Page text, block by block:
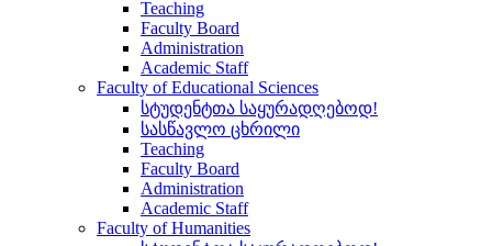
Teaching
Faculty Board
Administration
Academic Staff
Faculty of Educational Sciences
სტუდენტთა საყურადღებოდ!
სასწავლო ცხრილი
Teaching
Faculty Board
Administration
Academic Staff
Faculty of Humanities